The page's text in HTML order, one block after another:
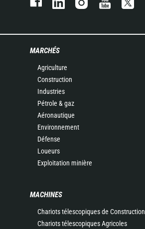
MARCHÉS
Agriculture
Construction
Industries
Pétrole & gaz
Aéronautique
Environnement
Défense
Loueurs
Exploitation minière
MACHINES
Chariots télescopiques de Construction
Chariots télescopiques Agricoles